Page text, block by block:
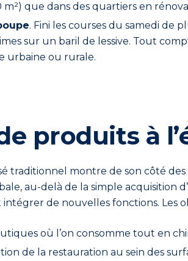
que dans des quartiers en
. Fini les courses du samedi de
sur un baril de lessive. Tout
urbaine ou rurale.
produits à
traditionnel montre de son côté des
au-delà de la simple acquisition
de nouvelles fonctions. Les
où l’on consomme tout en
de la restauration au sein des